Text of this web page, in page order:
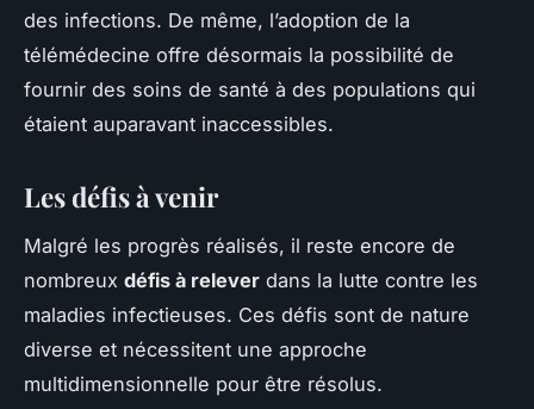
des infections. De même, l’adoption de la
télémédecine offre désormais la possibilité de
fournir des soins de santé à des populations qui
étaient auparavant inaccessibles.
Les défis à venir
Malgré les progrès réalisés, il reste encore de
nombreux défis à relever dans la lutte contre les
maladies infectieuses. Ces défis sont de nature
diverse et nécessitent une approche
multidimensionnelle pour être résolus.